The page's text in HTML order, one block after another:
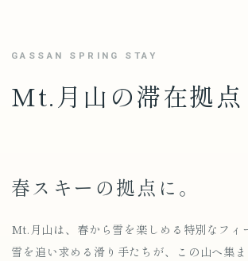
GASSAN SPRING STAY
Mt.月山の滞在拠点
春スキーの拠点に。
Mt.月山は、春から雪を楽しめる特別なフィ
雪を追い求める滑り手たちが、この山へ集ま